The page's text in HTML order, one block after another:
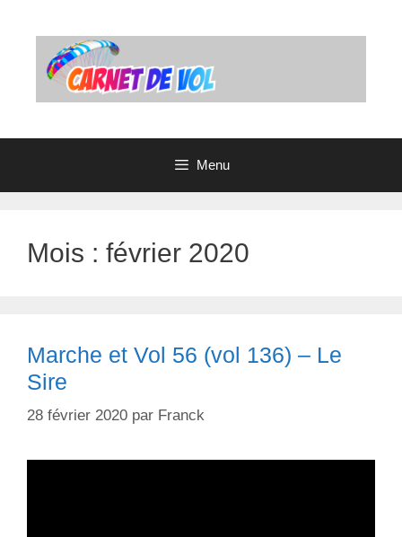
contenu
Menu
Mois : février 2020
Marche et Vol 56 (vol 136) – Le
Sire
28 février 2020 par Franck